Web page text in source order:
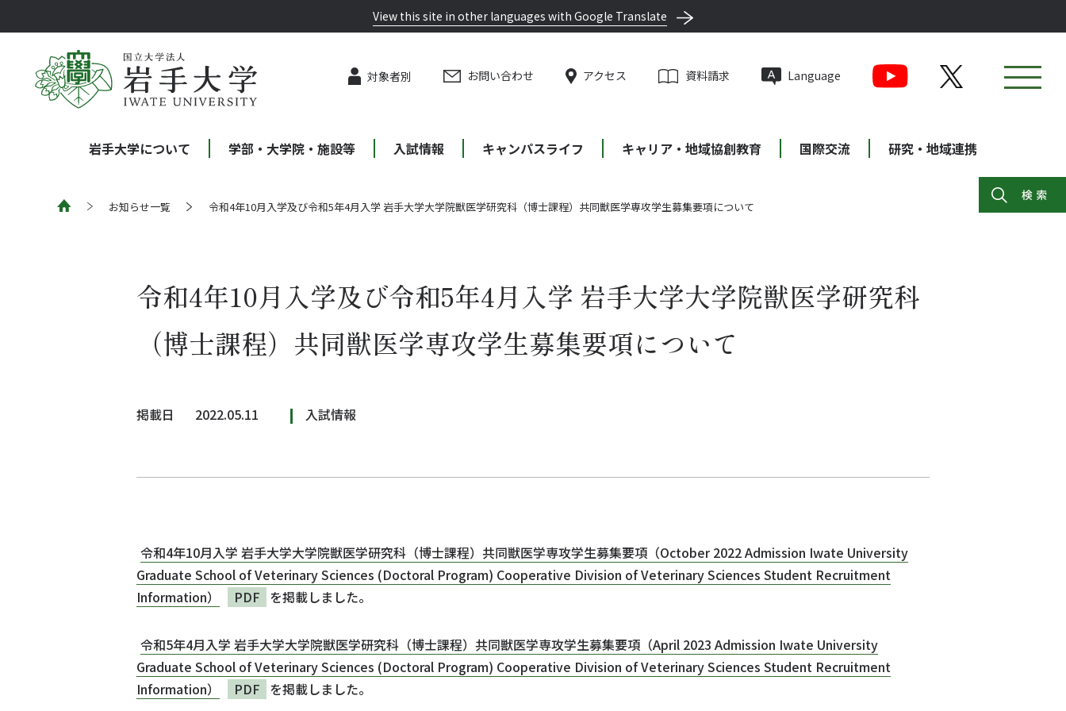
View this site in other languages with Google Translate
対象者別 お問い合わせ アクセス 資料請求 Language
岩手大学について 学部・大学院・施設等 入試情報 キャンパスライフ キャリア・地域協創教育 国際交流 研究・地域連携
お知らせ一覧 令和4年10月入学及び令和5年4月入学 岩手大学大学院獣医学研究科（博士課程）共同獣医学専攻学生募集要項について
令和4年10月入学及び令和5年4月入学 岩手大学大学院獣医学研究科
（博士課程）共同獣医学専攻学生募集要項について
掲載日 2022.05.11 入試情報
令和4年10月入学 岩手大学大学院獣医学研究科（博士課程）共同獣医学専攻学生募集要項（October 2022 Admission Iwate University
Graduate School of Veterinary Sciences (Doctoral Program) Cooperative Division of Veterinary Sciences Student Recruitment
Information）
PDF を掲載しました。
令和5年4月入学 岩手大学大学院獣医学研究科（博士課程）共同獣医学専攻学生募集要項（April 2023 Admission Iwate University
Graduate School of Veterinary Sciences (Doctoral Program) Cooperative Division of Veterinary Sciences Student Recruitment
Information）
PDF を掲載しました。